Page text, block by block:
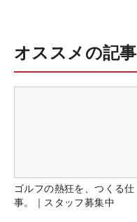
オススメの記事
ゴルフの熱狂を、つくる仕
事。｜スタッフ募集中